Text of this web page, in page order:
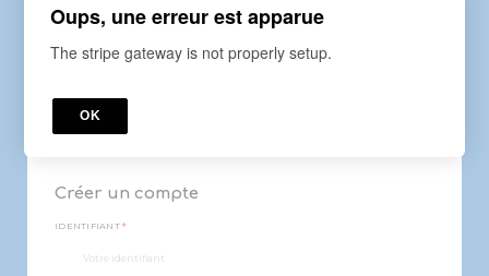
Créer un compte
IDENTIFIANT *
COURS
Dans ce parcours, votre enfant verra en profondeur les fonctionnalités
vidéos comme un véritable monteur vidéo !
Prix
Oups, une erreur est apparue
The stripe gateway is not properly setup.
OK